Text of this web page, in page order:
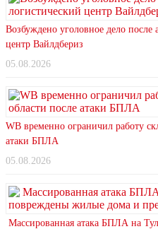
Возбуждено уголовное дело после
центр Вайлдбериз
05.08.2026
WB временно ограничил работу
атаки БПЛА
05.08.2026
Массированная атака БПЛА на